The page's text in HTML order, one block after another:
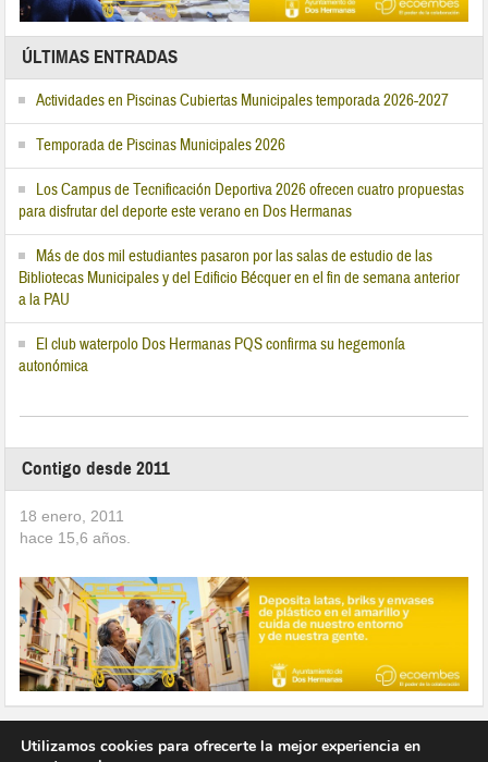
ÚLTIMAS ENTRADAS
Actividades en Piscinas Cubiertas Municipales temporada 2026-2027
Temporada de Piscinas Municipales 2026
Los Campus de Tecnificación Deportiva 2026 ofrecen cuatro propuestas
para disfrutar del deporte este verano en Dos Hermanas
Más de dos mil estudiantes pasaron por las salas de estudio de las
Bibliotecas Municipales y del Edificio Bécquer en el fin de semana anterior
a la PAU
El club waterpolo Dos Hermanas PQS confirma su hegemonía
autonómica
Contigo desde 2011
18 enero, 2011
hace 15,6 años.
Utilizamos cookies para ofrecerte la mejor experiencia en